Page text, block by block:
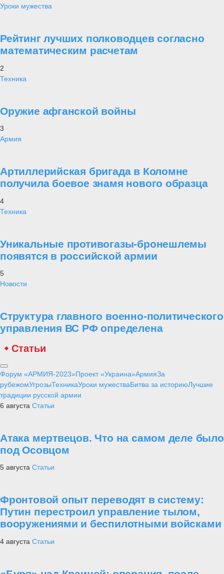
Уроки мужества
Рейтинг лучших полководцев согласно
математическим расчетам
2
Техника
Оружие афганской войны
3
Армия
Артиллерийская бригада в Коломне
получила боевое знамя нового образца
4
Техника
Уникальные противогазы-бронешлемы
появятся в российской армии
5
Новости
Структура главного военно-политического
управления ВС РФ определена
Статьи
Форум «АРМИЯ-2023»Проект «Украина»АрмияЗа
рубежомУгрозыТехникаУроки мужестваБитва за историюЛучшие
традиции русской армии
6 августа Статьи
Атака мертвецов. Что на самом деле было
под Осовцом
5 августа Статьи
Фронтовой опыт переводят в систему:
Путин перестроил управление тылом,
вооружениями и беспилотными войсками
4 августа Статьи